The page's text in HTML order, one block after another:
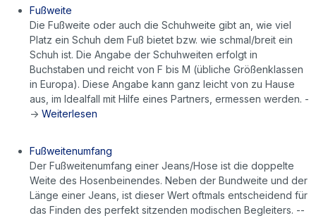
Fußweite
Die Fußweite oder auch die Schuhweite gibt an, wie viel
Platz ein Schuh dem Fuß bietet bzw. wie schmal/breit ein
Schuh ist. Die Angabe der Schuhweiten erfolgt in
Buchstaben und reicht von F bis M (übliche Größenklassen
in Europa). Diese Angabe kann ganz leicht von zu Hause
aus, im Idealfall mit Hilfe eines Partners, ermessen werden. -
-> Weiterlesen
Fußweitenumfang
Der Fußweitenumfang einer Jeans/Hose ist die doppelte
Weite des Hosenbeinendes. Neben der Bundweite und der
Länge einer Jeans, ist dieser Wert oftmals entscheidend für
das Finden des perfekt sitzenden modischen Begleiters. --